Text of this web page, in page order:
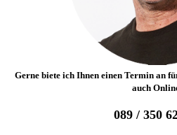
Gerne biete ich Ihnen einen Termin an
auch
089 / 350